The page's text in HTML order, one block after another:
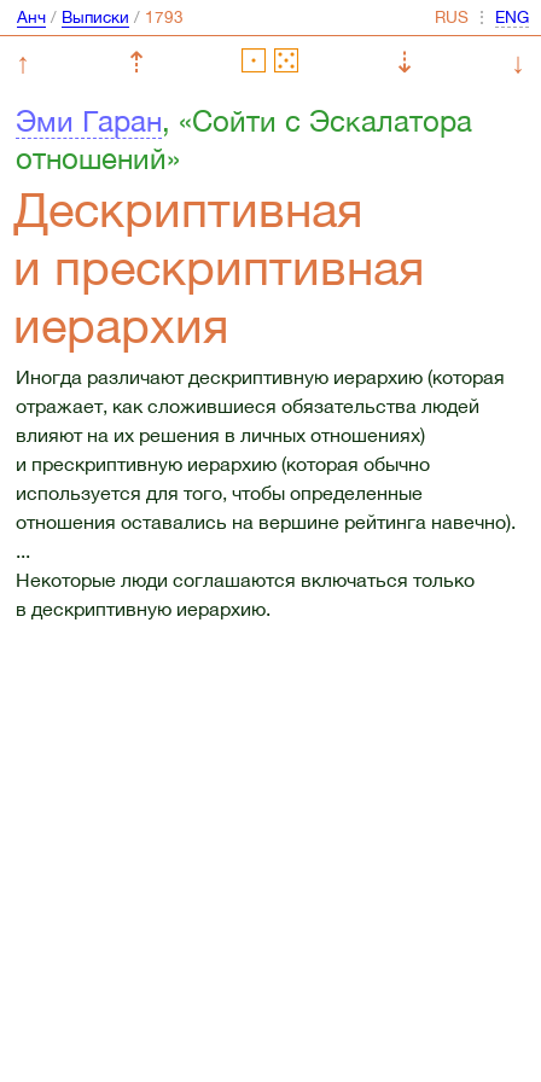
Анч/ Выписки / ⋮
↑ ⇡ ⇣
↓
Эми Гаран, «Сойти с Эскалатора
отношений»
Дескриптивная
и прескриптивная
иерархия
Иногда различают дескриптивную иерархию (которая
отражает, как сложившиеся обязательства людей
влияют на их решения в личных отношениях)
и прескриптивную иерархию (которая обычно
используется для того, чтобы определенные
отношения оставались на вершине рейтинга навечно).
...
Некоторые люди соглашаются включаться только
в дескриптивную иерархию.